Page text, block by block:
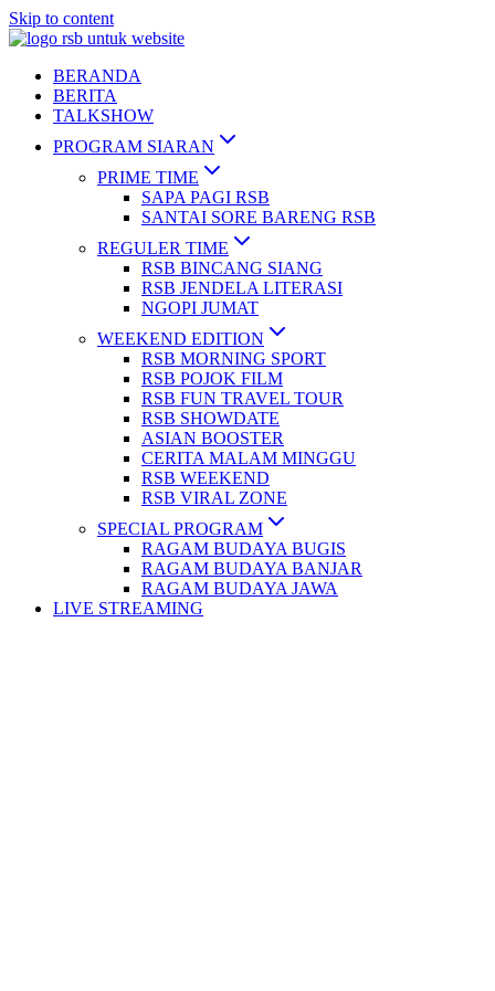
Skip to content
BERANDA
BERITA
TALKSHOW
PROGRAM SIARAN
PRIME TIME
SAPA PAGI RSB
SANTAI SORE BARENG RSB
REGULER TIME
RSB BINCANG SIANG
RSB JENDELA LITERASI
NGOPI JUMAT
WEEKEND EDITION
RSB MORNING SPORT
RSB POJOK FILM
RSB FUN TRAVEL TOUR
RSB SHOWDATE
ASIAN BOOSTER
CERITA MALAM MINGGU
RSB WEEKEND
RSB VIRAL ZONE
SPECIAL PROGRAM
RAGAM BUDAYA BUGIS
RAGAM BUDAYA BANJAR
RAGAM BUDAYA JAWA
LIVE STREAMING